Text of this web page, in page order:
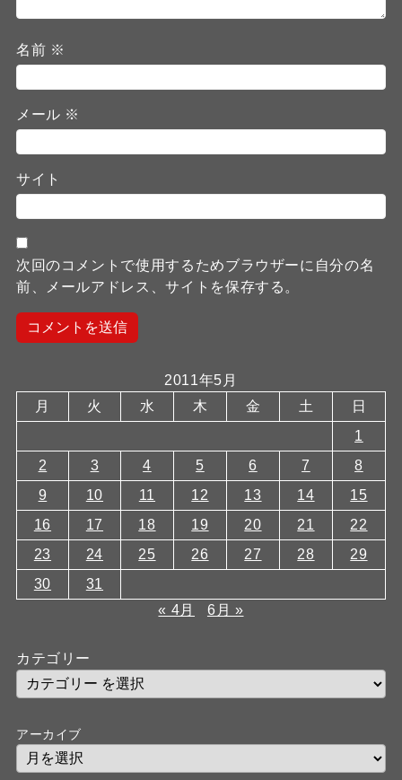
名前 ※
メール ※
サイト
次回のコメントで使用するためブラウザーに自分の名
前、メールアドレス、サイトを保存する。
2011年5月
月
火 水 木 金 土
日
1
2
3 4 5 6 7
8
9
10 11 12 13 14
15
16
17 18 19 20 21
22
23
24 25 26 27 28
29
30
31
« 4月
6月 »
カテゴリー
アーカイブ